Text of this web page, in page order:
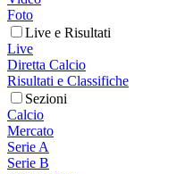
Foto
Live e Risultati
Live
Diretta Calcio
Risultati e Classifiche
Sezioni
Calcio
Mercato
Serie A
Serie B